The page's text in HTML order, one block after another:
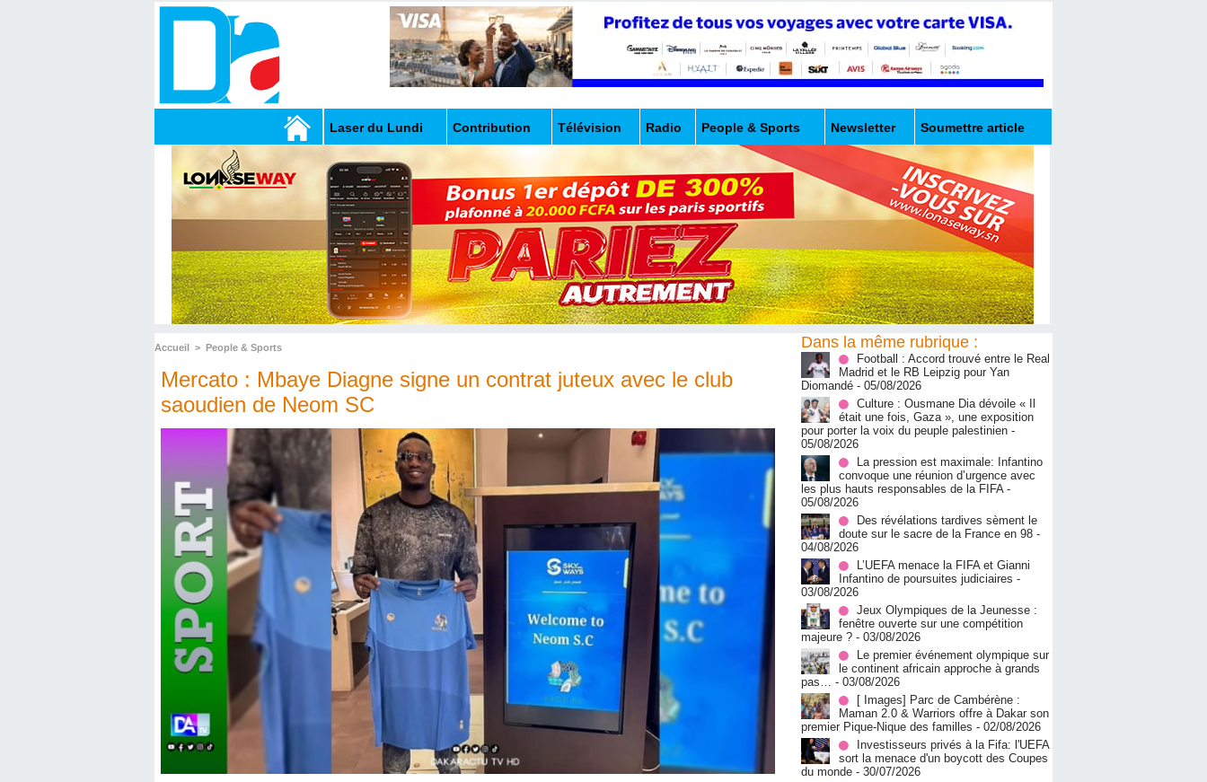
Laser du Lundi Contribution Télévision Radio People & Sports Newsletter Soumettre article
Accueil > People & Sports
Mercato : Mbaye Diagne signe un contrat juteux avec le club
saoudien de Neom SC
Dans la même rubrique :
Football : Accord trouvé entre le Real
Madrid et le RB Leipzig pour Yan
Diomandé - 05/08/2026
Culture : Ousmane Dia dévoile « Il
était une fois, Gaza », une exposition
pour porter la voix du peuple palestinien -
05/08/2026
La pression est maximale: Infantino
convoque une réunion d’urgence avec
les plus hauts responsables de la FIFA -
05/08/2026
Des révélations tardives sèment le
doute sur le sacre de la France en 98 -
04/08/2026
L’UEFA menace la FIFA et Gianni
Infantino de poursuites judiciaires -
03/08/2026
Jeux Olympiques de la Jeunesse :
fenêtre ouverte sur une compétition
majeure ? - 03/08/2026
Le premier événement olympique sur
le continent africain approche à grands
pas… - 03/08/2026
[ Images] Parc de Cambérène :
Maman 2.0 & Warriors offre à Dakar son
premier Pique-Nique des familles - 02/08/2026
Investisseurs privés à la Fifa: l'UEFA
sort la menace d'un boycott des Coupes
du monde - 30/07/2026